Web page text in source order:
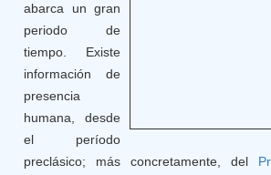
abarca un gran
periodo de
tiempo. Existe
información de
presencia
humana, desde
el período
preclásico; más concretamente, del